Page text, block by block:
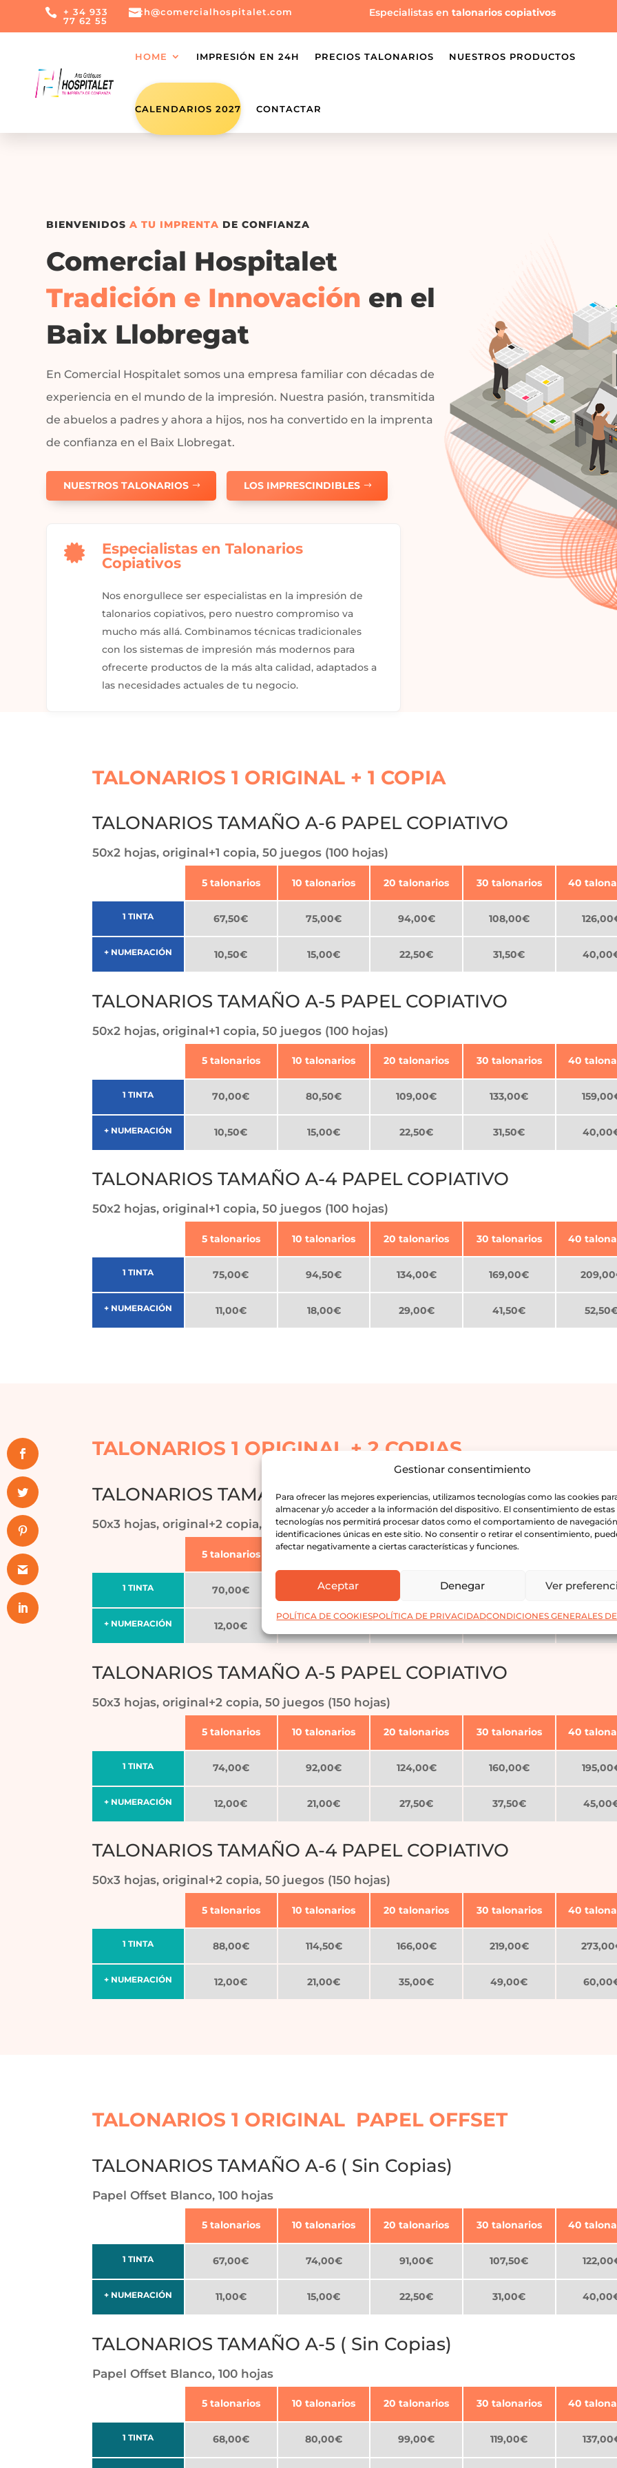
Gestionar consentimiento
Para ofrecer las mejores experiencias, utilizamos tecnologías como las cookies
almacenar y/o acceder a la información del dispositivo. El consentimiento de estas
tecnologías nos permitirá procesar datos como el comportamiento de
identificaciones únicas en este sitio. No consentir o retirar el consentimiento,
afectar negativamente a ciertas características y funciones.
Aceptar Denegar Ver
POLÍTICA DE COOKIESPOLÍTICA DE PRIVACIDADCONDICIONES GENERALES
 + 34 933
77 62 55
ch@comercialhospitalet.com Especialistas entalonarios copiativos
HOME IMPRESIÓN EN 24H PRECIOS TALONARIOS NUESTROS PRODUCTOS
CALENDARIOS 2027 CONTACTAR
BIENVENIDOSA TU IMPRENTA DE CONFIANZA
Comercial Hospitalet
Tradición e Innovación en el
Baix Llobregat
En Comercial Hospitalet somos una empresa familiar con décadas de
experiencia en el mundo de la impresión. Nuestra pasión, transmitida
de abuelos a padres y ahora a hijos, nos ha convertido en la imprenta
de confianza en el Baix Llobregat.
NUESTROS TALONARIOS LOS IMPRESCINDIBLES

Especialistas en Talonarios
Copiativos
Nos enorgullece ser especialistas en la impresión de
talonarios copiativos, pero nuestro compromiso va
mucho más allá. Combinamos técnicas tradicionales
con los sistemas de impresión más modernos para
ofrecerte productos de la más alta calidad, adaptados a
las necesidades actuales de tu negocio.
TALONARIOS 1 ORIGINAL + 1 COPIA
TALONARIOS TAMAÑO A-6 PAPEL COPIATIVO
50x2 hojas, original+1 copia, 50 juegos (100 hojas)
1 TINTA
+ NUMERACIÓN
5 talonarios
67,50€
10,50€
10 talonarios
75,00€
15,00€
20 talonarios
94,00€
22,50€
30 talonarios
108,00€
31,50€
40
TALONARIOS TAMAÑO A-5 PAPEL COPIATIVO
50x2 hojas, original+1 copia, 50 juegos (100 hojas)
1 TINTA
+ NUMERACIÓN
5 talonarios
70,00€
10,50€
10 talonarios
80,50€
15,00€
20 talonarios
109,00€
22,50€
30 talonarios
133,00€
31,50€
40
TALONARIOS TAMAÑO A-4 PAPEL COPIATIVO
50x2 hojas, original+1 copia, 50 juegos (100 hojas)
1 TINTA
+ NUMERACIÓN
5 talonarios
75,00€
11,00€
10 talonarios
94,50€
18,00€
20 talonarios
134,00€
29,00€
30 talonarios
169,00€
41,50€
40
TALONARIOS 1 ORIGINAL + 2 COPIAS
TALONARIOS TAMAÑO A-6 PAPEL COPIATIVO
50x3 hojas, original+2 copia, 50 juegos (150 hojas)
1 TINTA
+ NUMERACIÓN
5 talonarios
70,00€
12,00€
10 talonarios
79,50€
TALONARIOS TAMAÑO A-5 PAPEL COPIATIVO
50x3 hojas, original+2 copia, 50 juegos (150 hojas)
1 TINTA
+ NUMERACIÓN
5 talonarios
74,00€
12,00€
10 talonarios
92,00€
21,00€
20 talonarios
124,00€
27,50€
30 talonarios
160,00€
37,50€
40
TALONARIOS TAMAÑO A-4 PAPEL COPIATIVO
50x3 hojas, original+2 copia, 50 juegos (150 hojas)
1 TINTA
+ NUMERACIÓN
5 talonarios
88,00€
12,00€
10 talonarios
114,50€
21,00€
20 talonarios
166,00€
35,00€
30 talonarios
219,00€
49,00€
40
TALONARIOS 1 ORIGINAL PAPEL OFFSET
TALONARIOS TAMAÑO A-6 ( Sin Copias)
Papel Offset Blanco, 100 hojas
1 TINTA
+ NUMERACIÓN
5 talonarios
67,00€
11,00€
10 talonarios
74,00€
15,00€
20 talonarios
91,00€
22,50€
30 talonarios
107,50€
31,00€
40
TALONARIOS TAMAÑO A-5 ( Sin Copias)
Papel Offset Blanco, 100 hojas
1 TINTA
5 talonarios
68,00€
10 talonarios
80,00€
20 talonarios
99,00€
30 talonarios
119,00€
40